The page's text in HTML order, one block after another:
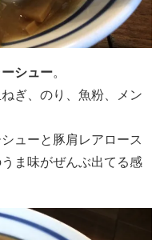
シュー
ぎ、のり、魚粉、メン
ューと豚肩レアロース
ま味がぜんぶ出てる感